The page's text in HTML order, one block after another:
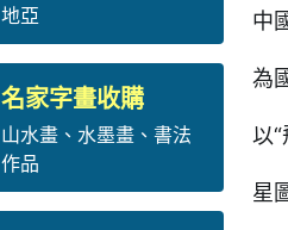
地亞
名家字畫收購
山水畫、水墨畫、書法
作品
中
為
以
星